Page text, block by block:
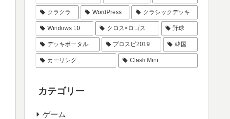
クラクラ WordPress クラシックデッキ
Windows 10 クロス×ロゴス 野球
デッキポータル プロスピ2019 韓国
カーリング Clash Mini
カテゴリー
ゲーム